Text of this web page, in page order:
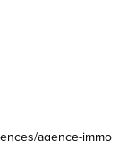
agence-immo